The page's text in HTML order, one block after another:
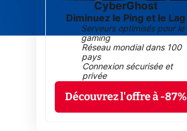
CyberGhost
Diminuez le Ping et le Lag
Serveurs optimisés pour le
gaming
Réseau mondial dans 100
pays
Connexion sécurisée et
privée
Découvrez l'offre à -87%